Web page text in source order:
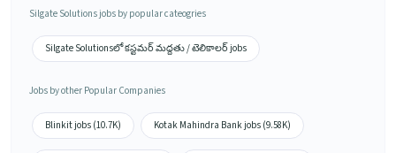
Silgate Solutions jobs by popular cateogries
Silgate Solutionsలో కస్టమర్ మద్దతు / టెలికాలర్ jobs
Jobs by other Popular Companies
Blinkit jobs (10.7K) Kotak Mahindra Bank jobs (9.58K)